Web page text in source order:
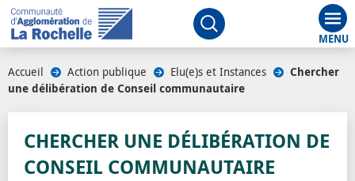
Ouvrir le moteur de
Accueil Action publique Elu(e)s et Instances
Chercher
une délibération de Conseil communautaire
CHERCHER UNE DÉLIBÉRATION DE
CONSEIL COMMUNAUTAIRE